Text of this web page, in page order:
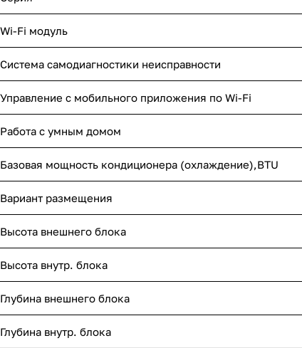
Wi-Fi модуль
Система самодиагностики неисправности
Управление c мобильного приложения по Wi-Fi
Работа с умным домом
Базовая мощность кондиционера (охлаждение),BTU
Вариант размещения
Высота внешнего блока
Высота внутр. блока
Глубина внешнего блока
Глубина внутр. блока